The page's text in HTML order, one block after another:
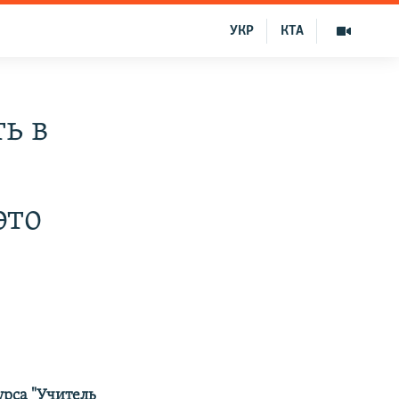
КТА
УКР
в